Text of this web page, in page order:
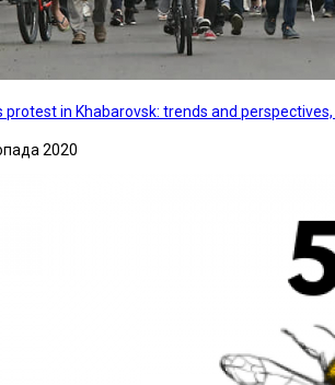
protest in Khabarovsk: trends and
2020